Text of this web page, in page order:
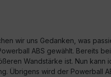
wir uns Gedanken, was
ABS gewählt. Bereits
Wandstärke ist. Nun
Übrigens wird der Powerball